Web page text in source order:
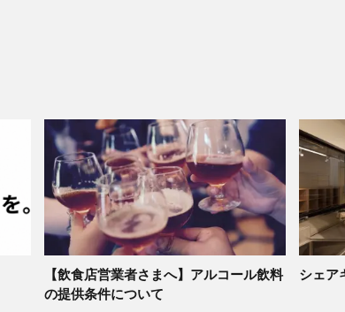
【飲食店営業者さまへ】アルコール飲料
の提供条件について
シェア